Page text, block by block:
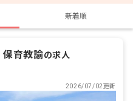
新着順
保育教諭の求人
2026/07/02更新